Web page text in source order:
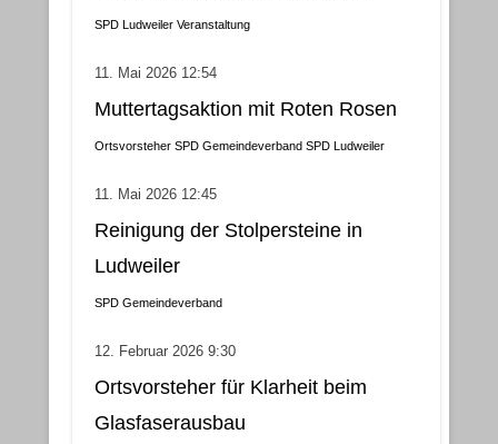
SPD Ludweiler Veranstaltung
11. Mai 2026 12:54
Muttertagsaktion mit Roten Rosen
Ortsvorsteher SPD Gemeindeverband SPD Ludweiler
11. Mai 2026 12:45
Reinigung der Stolpersteine in
Ludweiler
SPD Gemeindeverband
12. Februar 2026 9:30
Ortsvorsteher für Klarheit beim
Glasfaserausbau